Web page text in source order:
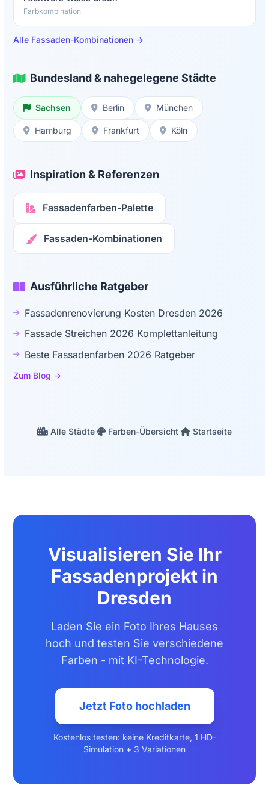
Farbkombination
Alle Fassaden-Kombinationen →
Bundesland & nahegelegene Städte
Sachsen Berlin München
Hamburg Frankfurt Köln
Inspiration & Referenzen
Fassadenfarben-Palette
Fassaden-Kombinationen
Ausführliche Ratgeber
Fassadenrenovierung Kosten Dresden 2026
Fassade Streichen 2026 Komplettanleitung
Beste Fassadenfarben 2026 Ratgeber
Zum Blog →
Alle Städte· Farben-Übersicht· Startseite
Visualisieren Sie Ihr
Fassadenprojekt in
Dresden
Laden Sie ein Foto Ihres Hauses
hoch und testen Sie verschiedene
Farben - mit KI-Technologie.
Jetzt Foto hochladen
Kostenlos testen: keine Kreditkarte, 1 HD-
Simulation + 3 Variationen